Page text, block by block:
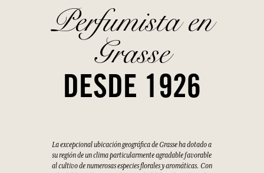
Perfumista en
Grasse
DESDE 1926
La excepcional ubicación geográfica de Grasse ha dotado a
su región de un clima particularmente agradable favorable
al cultivo de numerosas especies florales y aromáticas. Con